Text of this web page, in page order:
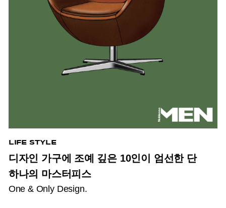
LIFE STYLE
디자인 가구에 조예 깊은 10인이 엄선한 단
하나의 마스터피스
One & Only Design.